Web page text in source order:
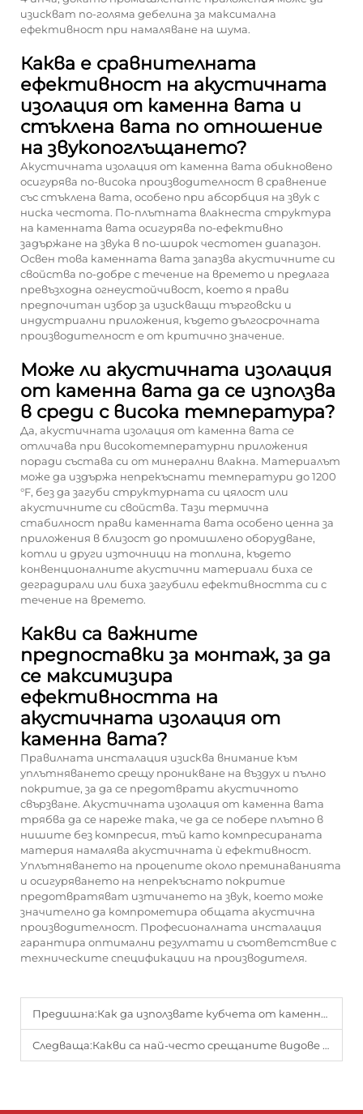
изискват по-голяма дебелина за максимална
ефективност при намаляване на шума.
Каква е сравнителната
ефективност на акустичната
изолация от каменна вата и
стъклена вата по отношение
на звукопоглъщането?
Акустичната изолация от каменна вата обикновено
осигурява по-висока производителност в сравнение
със стъклена вата, особено при абсорбция на звук с
ниска честота. По-плътната влакнеста структура
на каменната вата осигурява по-ефективно
задържане на звука в по-широк честотен диапазон.
Освен това каменната вата запазва акустичните си
свойства по-добре с течение на времето и предлага
превъзходна огнеустойчивост, което я прави
предпочитан избор за изискващи търговски и
индустриални приложения, където дългосрочната
производителност е от критично значение.
Може ли акустичната изолация
от каменна вата да се използва
в среди с висока температура?
Да, акустичната изолация от каменна вата се
отличава при високотемпературни приложения
поради състава си от минерални влакна. Материалът
може да издържа непрекъснати температури до 1200
°F, без да загуби структурната си цялост или
акустичните си свойства. Тази термична
стабилност прави каменната вата особено ценна за
приложения в близост до промишлено оборудване,
котли и други източници на топлина, където
конвенционалните акустични материали биха се
деградирали или биха загубили ефективността си с
течение на времето.
Какви са важните
предпоставки за монтаж, за да
се максимизира
ефективността на
акустичната изолация от
каменна вата?
Правилната инсталация изисква внимание към
уплътняването срещу проникване на въздух и пълно
покритие, за да се предотврати акустичното
свързване. Акустичната изолация от каменна вата
трябва да се нареже така, че да се побере плътно в
нишите без компресия, тъй като компресираната
материя намалява акустичната ѝ ефективност.
Уплътняването на процепите около преминаванията
и осигуряването на непрекъснато покритие
предотвратяват изтичането на звук, което може
значително да компрометира общата акустична
производителност. Професионалната инсталация
гарантира оптимални резултати и съответствие с
техническите спецификации на производителя.
Предишна:Как да използвате кубчета от каменна вата за прорастване на семена и укореняване
Следваща:Какви са най-често срещаните видове изолационни материали от каменна вата?